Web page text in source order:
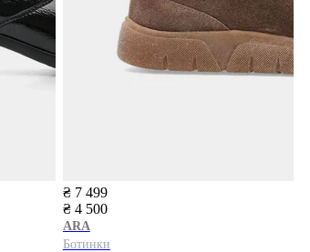
₴ 7 499
₴ 4 500
ARA
Ботинки